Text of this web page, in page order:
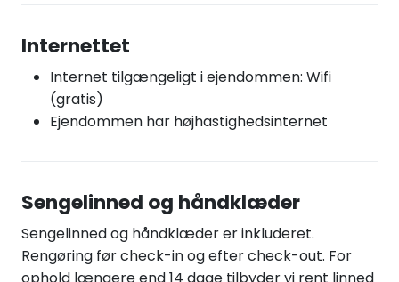
Internettet
Internet tilgængeligt i ejendommen: Wifi
(gratis)
Ejendommen har højhastighedsinternet
Sengelinned og håndklæder
Sengelinned og håndklæder er inkluderet.
Rengøring før check-in og efter check-out. For
ophold længere end 14 dage tilbyder vi rent linned